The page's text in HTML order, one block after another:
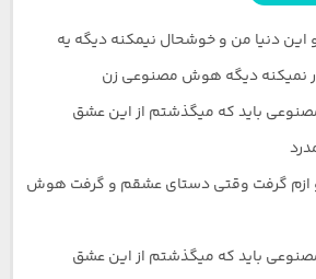
دنیا من و خوشحال نیمکنه دیگه یه
نمیکنه دیگه هوش مصنوعی زن
باید که میگذشتم از این عشق
ازم گرفت وقتی دستای عشقم و گرفت هوش
باید که میگذشتم از این عشق